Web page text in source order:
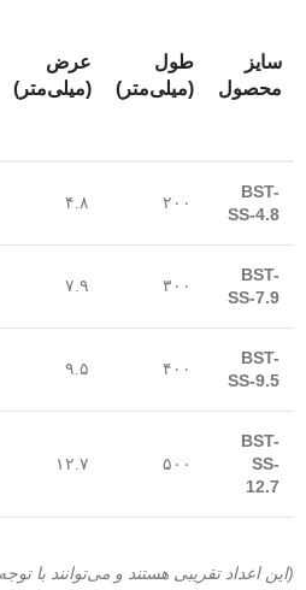
سایز
محصول
طول
(میلی‌متر)
عرض
(میلی‌متر)
BST-
SS-4.8
۲۰۰ ۴.۸
BST-
SS-7.9
۳۰۰ ۷.۹
BST-
SS-9.5
۴۰۰ ۹.۵
BST-
SS-
12.7
۵۰۰ ۱۲.۷
(این اعداد تقریبی هستند و می‌توانند با